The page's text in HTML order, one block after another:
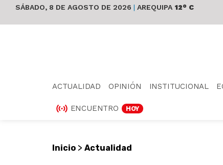
SÁBADO, 8 DE AGOSTO DE 2026 | AREQUIPA 12° C
ACTUALIDAD OPINIÓN INSTITUCIONAL
ENCUENTRO HOY
Inicio > Actualidad